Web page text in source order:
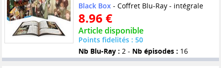
Black Box - Coffret Blu-Ray - intégrale
8.96 €
Article disponible
Points fidelités : 50
Nb Blu-Ray : 2 - Nb épisodes : 16